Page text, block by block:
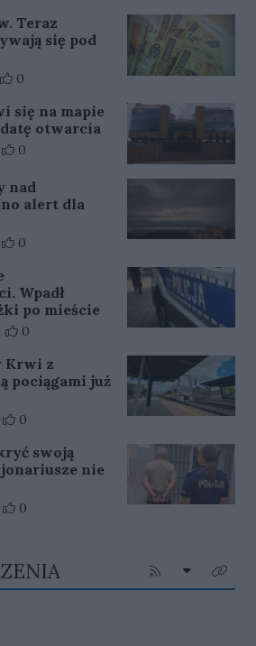
Teraz
się pod
Liczba pozytywnych reakcji użytkowników
0
się na mapie
otwarcia
Liczba pozytywnych reakcji
0
nad
alert dla
Liczba pozytywnych reakcji
0
Wpadł
po mieście
Liczba pozytywnych reakcji
0
Krwi z
pociągami już
Liczba pozytywnych reakcji
0
swoją
nie
Liczba pozytywnych reakcji
0
Kliknij aby przejść
Rozwiń
Kliknij